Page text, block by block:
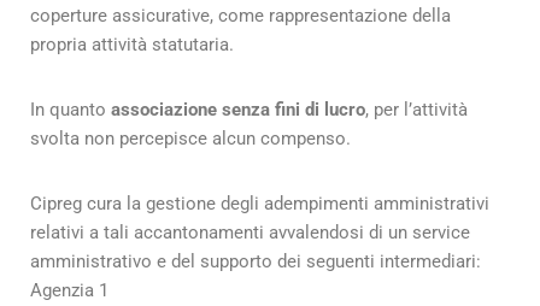
coperture assicurative, come rappresentazione della
propria attività statutaria.
In quanto associazione senza fini di lucro, per l’attività
svolta non percepisce alcun compenso.
Cipreg cura la gestione degli adempimenti amministrativi
relativi a tali accantonamenti avvalendosi di un service
amministrativo e del supporto dei seguenti intermediari:
Agenzia 1